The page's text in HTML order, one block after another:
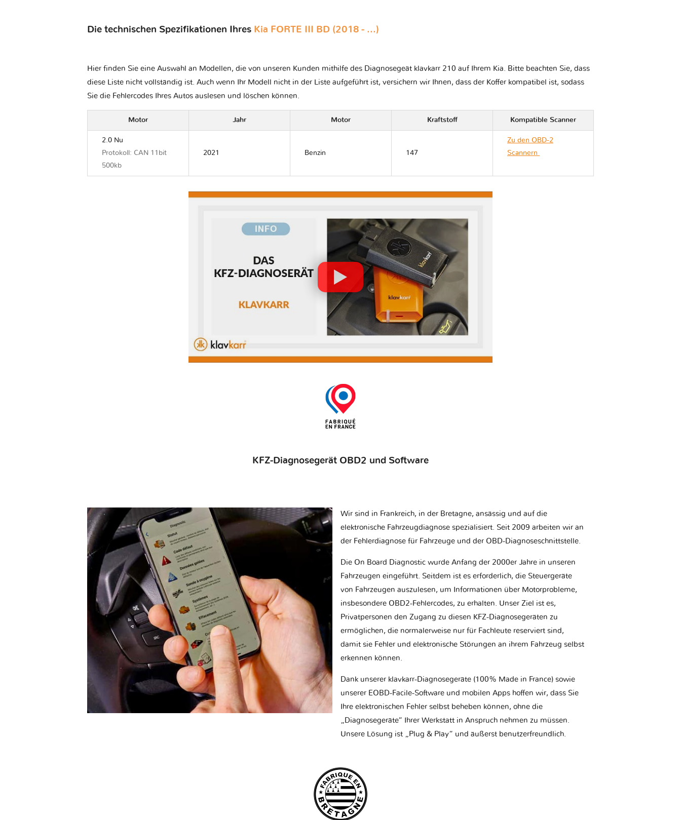
Die technischen Spezifikationen Ihres Kia FORTE III BD (2018 - ...)
Hier finden Sie eine Auswahl an Modellen, die von unseren Kunden mithilfe des Diagnosegeät klavkarr 210 auf Ihrem Kia. Bitte beachten Sie, dass
diese Liste nicht vollständig ist. Auch wenn Ihr Modell nicht in der Liste aufgeführt ist, versichern wir Ihnen, dass der Koffer kompatibel ist, sodass
Sie die Fehlercodes Ihres Autos auslesen und löschen können.
Motor Jahr Motor Kraftstoff Kompatible Scanner
2.0 Nu
Protokoll: CAN 11bit
500kb
2021 Benzin 147
Zu den OBD-2
Scannern
KFZ-Diagnosegerät OBD2 und Software
Wir sind in Frankreich, in der Bretagne, ansässig und auf die
elektronische Fahrzeugdiagnose spezialisiert. Seit 2009 arbeiten wir an
der Fehlerdiagnose für Fahrzeuge und der OBD-Diagnoseschnittstelle.
Die On Board Diagnostic wurde Anfang der 2000er Jahre in unseren
Fahrzeugen eingeführt. Seitdem ist es erforderlich, die Steuergeräte
von Fahrzeugen auszulesen, um Informationen über Motorprobleme,
insbesondere OBD2-Fehlercodes, zu erhalten. Unser Ziel ist es,
Privatpersonen den Zugang zu diesen KFZ-Diagnosegeräten zu
ermöglichen, die normalerweise nur für Fachleute reserviert sind,
damit sie Fehler und elektronische Störungen an ihrem Fahrzeug selbst
erkennen können.
Dank unserer klavkarr-Diagnosegeräte (100% Made in France) sowie
unserer EOBD-Facile-Software und mobilen Apps hoffen wir, dass Sie
Ihre elektronischen Fehler selbst beheben können, ohne die
„Diagnosegeräte“ Ihrer Werkstatt in Anspruch nehmen zu müssen.
Unsere Lösung ist „Plug & Play“ und äußerst benutzerfreundlich.